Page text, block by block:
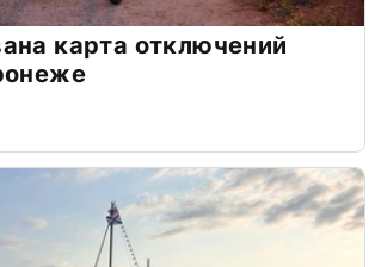
карта отключений